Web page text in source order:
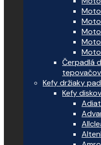
Čerpadlá
tepovačov
Kefy držiaky
Kefy